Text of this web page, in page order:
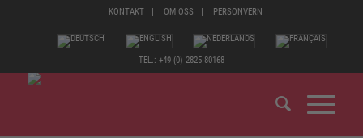
KONTAKT OM OSS PERSONVERN
TEL.: +49 (0) 2825 80168